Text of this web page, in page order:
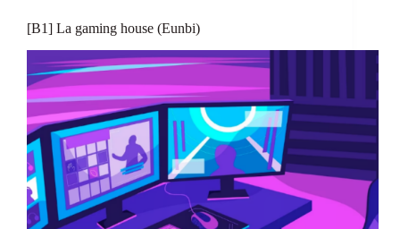
[B1] La gaming house (Eunbi)